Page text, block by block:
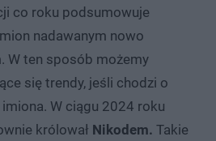
co roku podsumowuje
nadawanym nowo
W ten sposób możemy
się trendy, jeśli chodzi o
W ciągu 2024 roku
królował Nikodem. Takie